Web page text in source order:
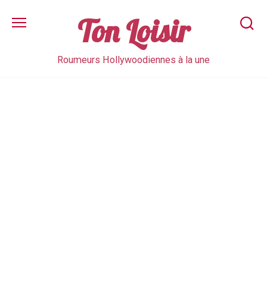
content
Ton Loisir
Roumeurs Hollywoodiennes à la une